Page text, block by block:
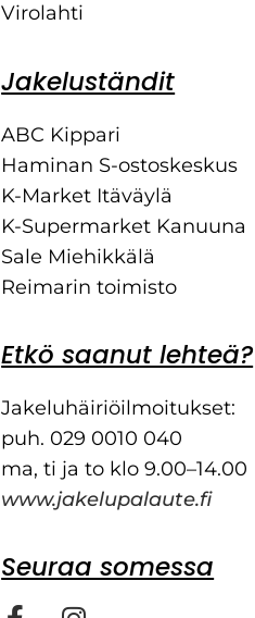
Virolahti
Jakeluständit
ABC Kippari
Haminan S-ostoskeskus
K-Market Itäväylä
K-Supermarket Kanuuna
Sale Miehikkälä
Reimarin toimisto
Etkö saanut lehteä?
Jakeluhäiriöilmoitukset:
puh. 029 0010 040
ma, ti ja to klo 9.00–14.00
www.jakelupalaute.fi
Seuraa somessa